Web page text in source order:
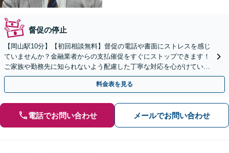
督促の停止
【岡山駅10分】【初回相談無料】督促の電話や書面にストレスを感じ
ていませんか？金融業者からの支払催促をすぐにストップできます！
ご家族や勤務先に知られないよう配慮した丁寧な対応を心がけていま
す。まずはご相談ください。【夜間・休日相談可】
料金表を見る
電話でお問い合わせ メールでお問い合わせ